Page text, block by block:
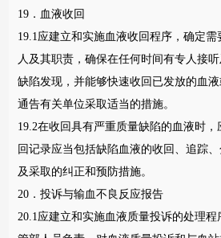
19．血液收回
19.1应建立和实施血液收回程序，确定
人及其职责，确保在任何时间有专人接
缺陷发现，并能够快速收回已发放的血
通告有关单位采取适当的措施。
19.2在收回具有严重质量缺陷的血液时
回记录应当包括缺陷血液的收回、追踪
及采取的纠正和预防措施。
20．投诉与输血不良反应报告
20.1应建立和实施血液质量投诉的处理